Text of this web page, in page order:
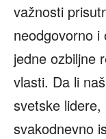
važnosti
neodgovorno i
jedne ozbiljne
vlasti. Da li
svetske
svakodnevno